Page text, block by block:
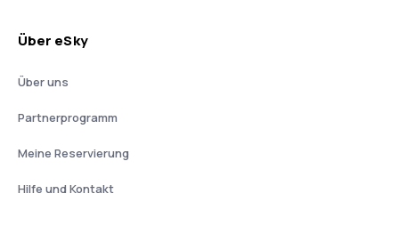
Über eSky
Über uns
Partnerprogramm
Meine Reservierung
Hilfe und Kontakt